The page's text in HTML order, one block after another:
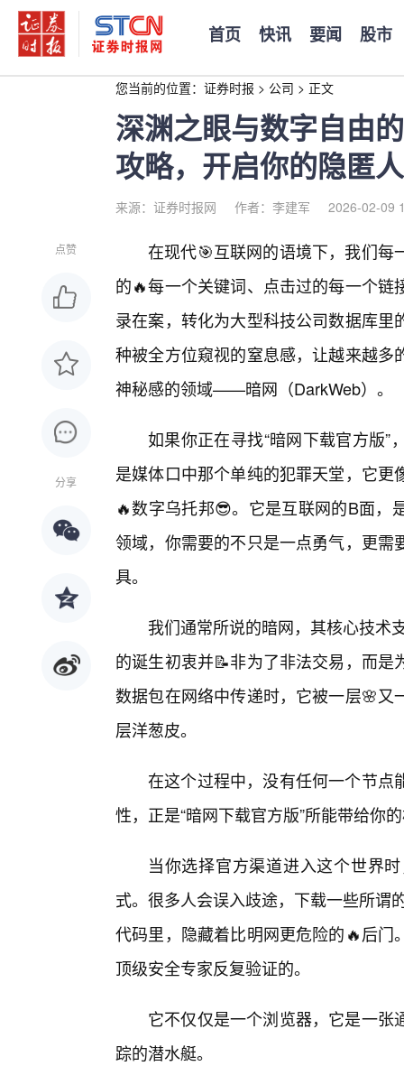
首页 快讯 要闻 股市
您当前的位置： 证券时报 > 公司 > 正文
深渊之眼与数字自由
攻略，开启你的隐匿
来源：证券时报网 作者：李建军 2026-02-09
点赞
分享
在现代🎯互联网的语境下，我们每
的🔥每一个关键词、点击过的每一个
录在案，转化为大型科技公司数据库
种被全方位窥视的窒息感，让越来越
神秘感的领域——暗网（DarkWeb）。
如果你正在寻找“暗网下载官方版
是媒体口中那个单纯的犯罪天堂，它
🔥数字乌托邦😎。它是互联网的B面，
领域，你需要的不只是一点勇气，更
具。
我们通常所说的暗网，其核心技术
的诞生初衷并📝非为了非法交易，而
数据包在网络中传递时，它被一层🌸
层洋葱皮。
在这个过程中，没有任何一个节点
性，正是“暗网下载官方版”所能带给你
当你选择官方渠道进入这个世界
式。很多人会误入歧途，下载一些所谓
代码里，隐藏着比明网更危险的🔥后
顶级安全专家反复验证的。
它不仅仅是一个浏览器，它是一
踪的潜水艇。